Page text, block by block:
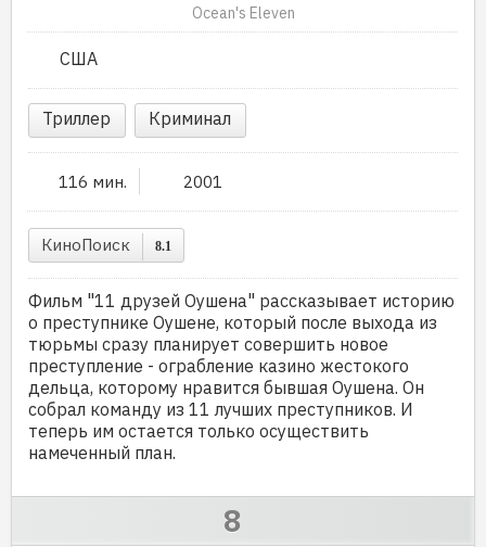
Ocean's Eleven
США
Триллер Криминал
116 мин. 2001
КиноПоиск 8.1
Фильм "11 друзей Оушена" рассказывает историю
о преступнике Оушене, который после выхода из
тюрьмы сразу планирует совершить новое
преступление - ограбление казино жестокого
дельца, которому нравится бывшая Оушена. Он
собрал команду из 11 лучших преступников. И
теперь им остается только осуществить
намеченный план.